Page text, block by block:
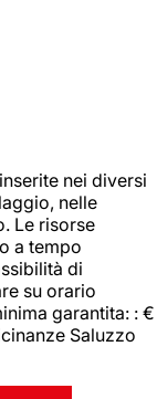
nei diversi
nelle
Le risorse
a tempo
di
su orario
garantita: : €
Saluzzo